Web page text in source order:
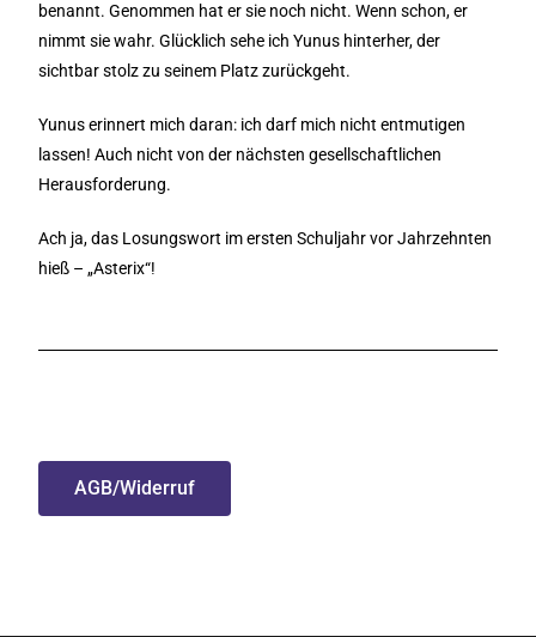
benannt. Genommen hat er sie noch nicht. Wenn schon, er
nimmt sie wahr. Glücklich sehe ich Yunus hinterher, der
sichtbar stolz zu seinem Platz zurückgeht.
Yunus erinnert mich daran: ich darf mich nicht entmutigen
lassen! Auch nicht von der nächsten gesellschaftlichen
Herausforderung.
Ach ja, das Losungswort im ersten Schuljahr vor Jahrzehnten
hieß – „Asterix“!
AGB/Widerruf